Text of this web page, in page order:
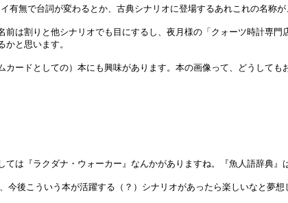
有無で台詞が変わるとか、古典シナリオに登場するあれこれの名称
前は割りと他シナリオでも目にするし、夜月様の「クォーツ時計専
と思います。
ードとしての）本にも興味があります。本の画像って、どうして
は『ラクダナ・ウォーカー』なんかがありますね。『魚人語辞典』
今後こういう本が活躍する（？）シナリオがあったら楽しいなと夢想